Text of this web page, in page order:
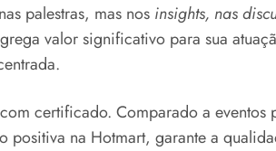
palestras, mas nos insights, nas
valor significativo para sua
certificado. Comparado a
na Hotmart, garante a